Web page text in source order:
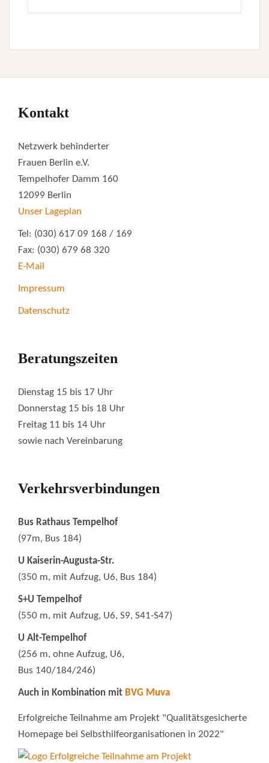
Kontakt
Netzwerk behinderter
Frauen Berlin e.V.
Tempelhofer Damm 160
12099 Berlin
Unser Lageplan
Tel: (030) 617 09 168 / 169
Fax: (030) 679 68 320
E-Mail
Impressum
Datenschutz
Beratungszeiten
Dienstag 15 bis 17 Uhr
Donnerstag 15 bis 18 Uhr
Freitag 11 bis 14 Uhr
sowie nach Vereinbarung
Verkehrsverbindungen
Bus Rathaus Tempelhof
(97m, Bus 184)
U Kaiserin-Augusta-Str.
(350 m, mit Aufzug, U6, Bus 184)
S+U Tempelhof
(550 m, mit Aufzug, U6, S9, S41-S47)
U Alt-Tempelhof
(256 m, ohne Aufzug, U6,
Bus 140/184/246)
Auch in Kombination mit BVG Muva
Erfolgreiche Teilnahme am Projekt "Qualitätsgesicherte
Homepage bei Selbsthilfeorganisationen in 2022"